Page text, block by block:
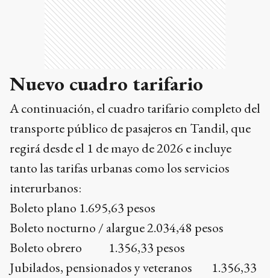
Nuevo cuadro tarifario
A continuación, el cuadro tarifario completo del
transporte público de pasajeros en Tandil, que
regirá desde el 1 de mayo de 2026 e incluye
tanto las tarifas urbanas como los servicios
interurbanos:
Boleto plano 1.695,63 pesos
Boleto nocturno / alargue 2.034,48 pesos
Boleto obrero 1.356,33 pesos
Jubilados, pensionados y veteranos 1.356,33